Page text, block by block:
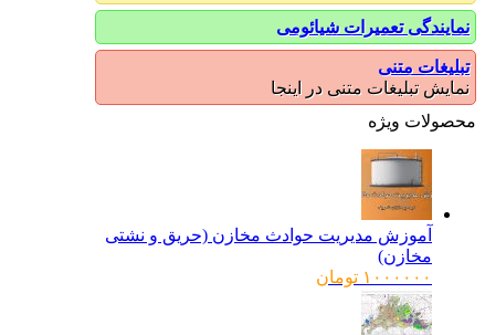
نمایندگی تعمیرات شیائومی
تبلیغات متنی
نمایش تبلیغات متنی در اینجا
محصولات ویژه
آموزش مدیریت حوادث مخازن (حریق و نشتی
مخازن)
۱۰۰۰۰۰۰ تومان